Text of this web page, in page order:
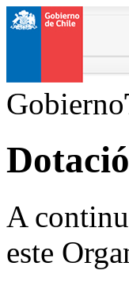
Gobierno
A
este